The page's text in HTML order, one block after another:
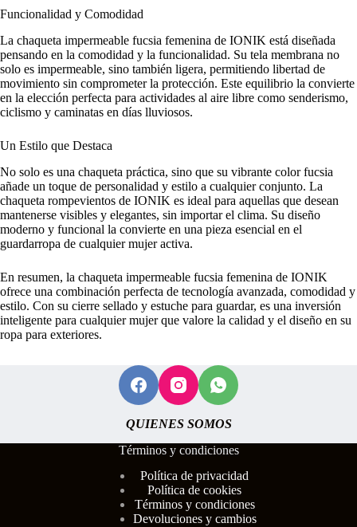
Funcionalidad y Comodidad
La chaqueta impermeable fucsia femenina de IONIK está diseñada
pensando en la comodidad y la funcionalidad. Su tela membrana no
solo es impermeable, sino también ligera, permitiendo libertad de
movimiento sin comprometer la protección. Este equilibrio la convierte
en la elección perfecta para actividades al aire libre como senderismo,
ciclismo y caminatas en días lluviosos.
Un Estilo que Destaca
No solo es una chaqueta práctica, sino que su vibrante color fucsia
añade un toque de personalidad y estilo a cualquier conjunto. La
chaqueta rompevientos de IONIK es ideal para aquellas que desean
mantenerse visibles y elegantes, sin importar el clima. Su diseño
moderno y funcional la convierte en una pieza esencial en el
guardarropa de cualquier mujer activa.
En resumen, la chaqueta impermeable fucsia femenina de IONIK
ofrece una combinación perfecta de tecnología avanzada, comodidad y
estilo. Con su cierre sellado y estuche para guardar, es una inversión
inteligente para cualquier mujer que valore la calidad y el diseño en su
ropa para exteriores.
QUIENES SOMOS
Términos y condiciones
Política de privacidad
Política de cookies
Términos y condiciones
Devoluciones y cambios